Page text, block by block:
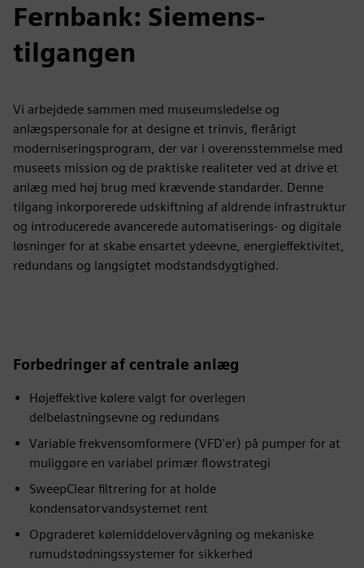
Fernbank: Siemens-
tilgangen
Vi arbejdede sammen med museumsledelse og
anlægspersonale for at designe et trinvis, flerårigt
moderniseringsprogram, der var i overensstemmelse med
museets mission og de praktiske realiteter ved at drive et
anlæg med høj brug med krævende standarder. Denne
tilgang inkorporerede udskiftning af aldrende infrastruktur
og introducerede avancerede automatiserings- og digitale
løsninger for at skabe ensartet ydeevne, energieffektivitet,
redundans og langsigtet modstandsdygtighed.
Forbedringer af centrale anlæg
Højeffektive kølere valgt for overlegen
delbelastningsevne og redundans
Variable frekvensomformere (VFD'er) på pumper for at
muliggøre en variabel primær flowstrategi
SweepClear filtrering for at holde
kondensatorvandsystemet rent
Opgraderet kølemiddelovervågning og mekaniske
rumudstødningssystemer for sikkerhed